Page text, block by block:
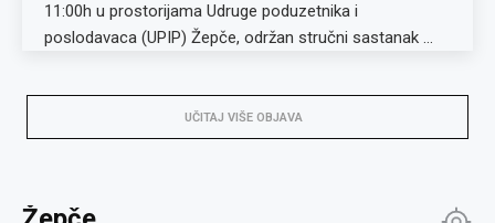
11:00h u prostorijama Udruge poduzetnika i
poslodavaca (UPIP) Žepče, održan stručni sastanak …
UČITAJ VIŠE OBJAVA